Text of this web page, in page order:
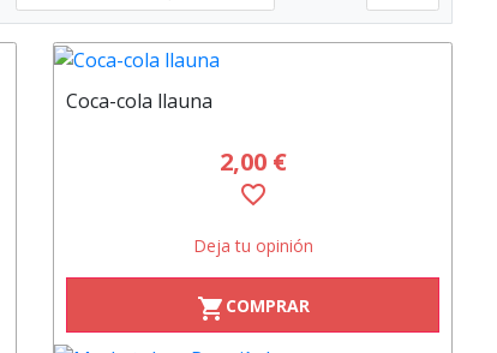
Coca-cola llauna
2,00 €
favorite_border
Deja tu opinión
shopping_cart COMPRAR